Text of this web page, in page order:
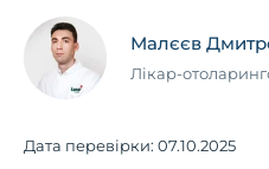
Малєєв
Лікар-
Дата перевірки: 07.10.2025